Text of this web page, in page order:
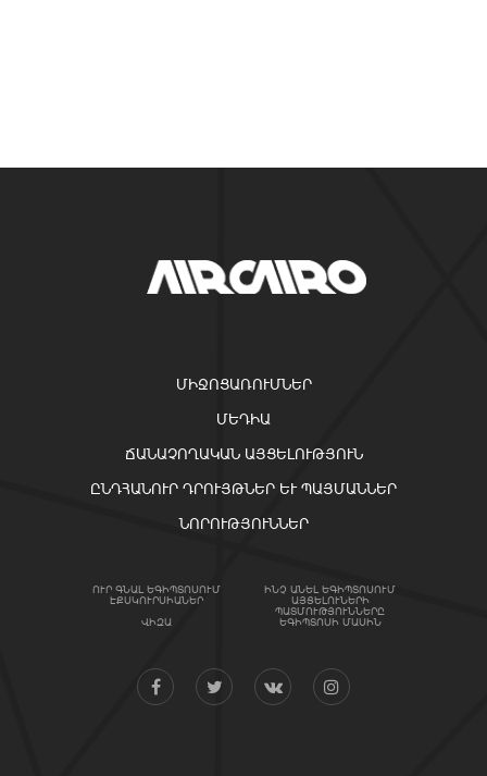
ՄԻՋՈՑԱՌՈՒՄՆԵՐ
ՄԵԴԻԱ
ՃԱՆԱՉՈՂԱԿԱՆ ԱՅՑԵԼՈՒԹՅՈՒՆ
ԸՆԴՀԱՆՈՒՐ ԴՐՈՒՅԹՆԵՐ ԵՒ ՊԱՅՄԱՆՆԵՐ
ՆՈՐՈՒԹՅՈՒՆՆԵՐ
ՈՒՐ ԳՆԱԼ ԵԳԻՊՏՈՍՈՒՄ ԻՆՉ ԱՆԵԼ ԵԳԻՊՏՈՍՈՒՄ
ԷՔՍԿՈՒՐՍԻԱՆԵՐ ԱՅՑԵԼՈՒՆԵՐԻ
ՊԱՏՄՈՒԹՅՈՒՆՆԵՐԸ
ՎԻԶԱ ԵԳԻՊՏՈՍԻ ՄԱՍԻՆ